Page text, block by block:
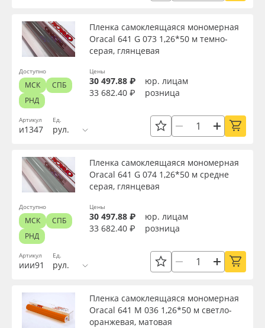
Избранное
8 800 550 7888
Москва
Упаковочные материалы
Оборудование и инструмент
Новинки ассортимента
Oracal 641
Orajet 3640
Плёнка монтажная Oratape
ПЭТ листовой
ПЭТ бэклит
Баннер
Текстура
Срок эксплуатации, лет
Упаковка
Страна происхождения
Производитель
Торговая марка
Серия
Назначение
Артикул
и1347
Пленка самоклеящаяся мономерная
Oracal 641 G 073 1,26*50 м темно-
серая, глянцевая
Ед.
рул.
Цены
30 497.88 ₽
юр. лицам
33 682.40 ₽
розница
Доступно
МСК
СПБ
РНД
Артикул
иии91
Пленка самоклеящаяся мономерная
Oracal 641 G 074 1,26*50 м средне
серая, глянцевая
Ед.
рул.
Цены
30 497.88 ₽
юр. лицам
33 682.40 ₽
розница
Доступно
МСК
СПБ
РНД
Пленка самоклеящаяся мономерная
Oracal 641 M 036 1,26*50 м светло-
оранжевая, матовая